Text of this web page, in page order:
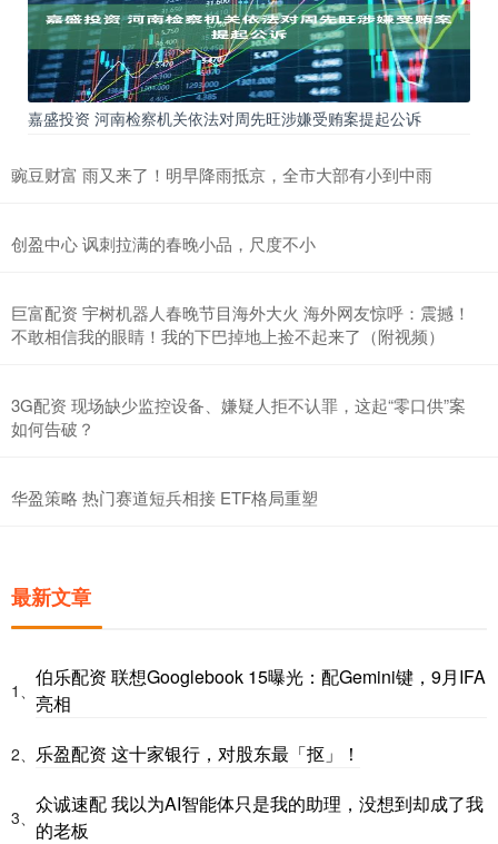
嘉盛投资 河南检察机关依法对周先旺涉嫌受贿案提起公诉
豌豆财富 雨又来了！明早降雨抵京，全市大部有小到中雨
创盈中心 讽刺拉满的春晚小品，尺度不小
巨富配资 宇树机器人春晚节目海外大火 海外网友惊呼：震撼！
不敢相信我的眼睛！我的下巴掉地上捡不起来了（附视频）
3G配资 现场缺少监控设备、嫌疑人拒不认罪，这起“零口供”案
如何告破？
华盈策略 热门赛道短兵相接 ETF格局重塑
最新文章
1、
伯乐配资 联想Googlebook 15曝光：配Gemini键，9月IFA
亮相
2、 乐盈配资 这十家银行，对股东最「抠」！
3、
众诚速配 我以为AI智能体只是我的助理，没想到却成了我
的老板